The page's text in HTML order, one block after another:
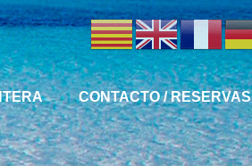
CONTACTO / RESERVAS